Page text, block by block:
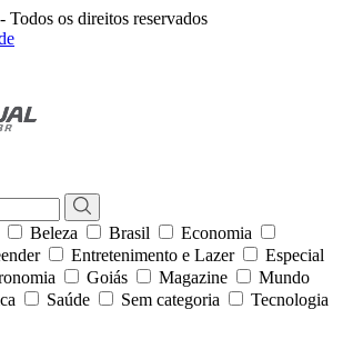
os direitos reservados
Beleza Brasil
Economia
Entretenimento e Lazer
Especial
Goiás Magazine
Mundo
Saúde Sem categoria
Tecnologia